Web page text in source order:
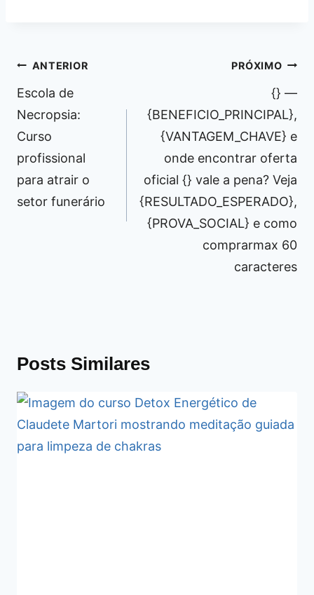
Navegação
de
Post
ANTERIOR
Escola de
Necropsia:
Curso
profissional
para atrair o
setor funerário
PRÓXIMO
{} —
{BENEFICIO_PRINCIPAL},
{VANTAGEM_CHAVE} e
onde encontrar oferta
oficial {} vale a pena? Veja
{RESULTADO_ESPERADO},
{PROVA_SOCIAL} e como
comprarmax 60
caracteres
Posts Similares